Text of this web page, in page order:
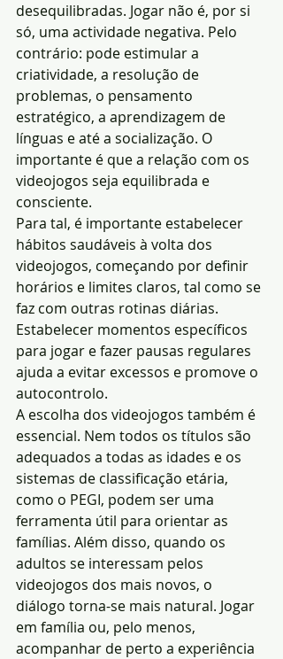
desequilibradas. Jogar não é, por si
só, uma actividade negativa. Pelo
contrário: pode estimular a
criatividade, a resolução de
problemas, o pensamento
estratégico, a aprendizagem de
línguas e até a socialização. O
importante é que a relação com os
videojogos seja equilibrada e
consciente.
Para tal, é importante estabelecer
hábitos saudáveis à volta dos
videojogos, começando por definir
horários e limites claros, tal como se
faz com outras rotinas diárias.
Estabelecer momentos específicos
para jogar e fazer pausas regulares
ajuda a evitar excessos e promove o
autocontrolo.
A escolha dos videojogos também é
essencial. Nem todos os títulos são
adequados a todas as idades e os
sistemas de classificação etária,
como o PEGI, podem ser uma
ferramenta útil para orientar as
famílias. Além disso, quando os
adultos se interessam pelos
videojogos dos mais novos, o
diálogo torna-se mais natural. Jogar
em família ou, pelo menos,
acompanhar de perto a experiência